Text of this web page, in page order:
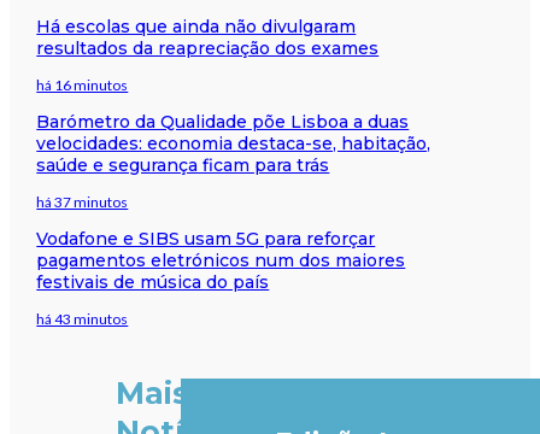
Há escolas que ainda não divulgaram
resultados da reapreciação dos exames
há 16 minutos
Barómetro da Qualidade põe Lisboa a duas
velocidades: economia destaca-se, habitação,
saúde e segurança ficam para trás
há 37 minutos
Vodafone e SIBS usam 5G para reforçar
pagamentos eletrónicos num dos maiores
festivais de música do país
há 43 minutos
Mais